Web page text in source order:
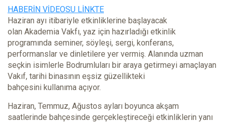
HABERİN VİDEOSU LİNKTE
Haziran ayı itibariyle etkinliklerine başlayacak
olan Akademia Vakfı, yaz için hazırladığı etkinlik
programında seminer, söyleşi, sergi, konferans,
performanslar ve dinletilere yer vermiş. Alanında uzman
seçkin isimlerle Bodrumluları bir araya getirmeyi amaçlayan
Vakıf, tarihi binasının eşsiz güzellikteki
bahçesini kullanıma açıyor.
Haziran, Temmuz, Ağustos ayları boyunca akşam
saatlerinde bahçesinde gerçekleştireceği etkinliklerin yanı